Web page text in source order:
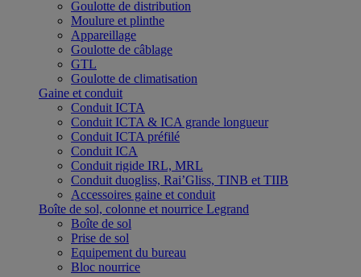
Goulotte de distribution
Moulure et plinthe
Appareillage
Goulotte de câblage
GTL
Goulotte de climatisation
Gaine et conduit
Conduit ICTA
Conduit ICTA & ICA grande longueur
Conduit ICTA préfilé
Conduit ICA
Conduit rigide IRL, MRL
Conduit duogliss, Rai’Gliss, TINB et TIIB
Accessoires gaine et conduit
Boîte de sol, colonne et nourrice Legrand
Boîte de sol
Prise de sol
Equipement du bureau
Bloc nourrice